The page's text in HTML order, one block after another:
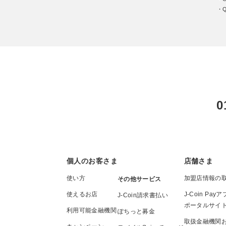
・
個人のお客さま
使い方
使えるお店
利用可能金融機関
その他サービス
J-Coin請求書払い
ぽちっと募金
店舗さま
加盟店情報の
J-Coin Payア
ポータルサイ
取扱金融機関